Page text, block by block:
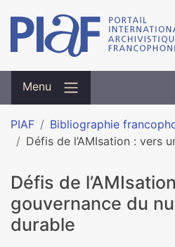
Menu
PIAF
Bibliographie
Défis de l’AMIsation : vers
Défis de
gouvernance du
durable